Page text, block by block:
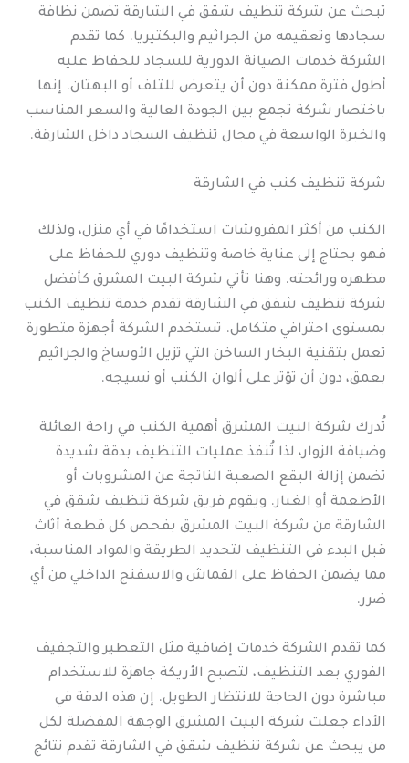
تبحث عن شركة تنظيف شقق في الشارقة تضمن نظافة
سجادها وتعقيمه من الجراثيم والبكتيريا. كما تقدم
الشركة خدمات الصيانة الدورية للسجاد للحفاظ عليه
أطول فترة ممكنة دون أن يتعرض للتلف أو البهتان. إنها
باختصار شركة تجمع بين الجودة العالية والسعر المناسب
والخبرة الواسعة في مجال تنظيف السجاد داخل الشارقة.
شركة تنظيف كنب في الشارقة
الكنب من أكثر المفروشات استخدامًا في أي منزل، ولذلك
فهو يحتاج إلى عناية خاصة وتنظيف دوري للحفاظ على
مظهره ورائحته. وهنا تأتي شركة البيت المشرق كأفضل
شركة تنظيف شقق في الشارقة تقدم خدمة تنظيف الكنب
بمستوى احترافي متكامل. تستخدم الشركة أجهزة متطورة
تعمل بتقنية البخار الساخن التي تزيل الأوساخ والجراثيم
بعمق، دون أن تؤثر على ألوان الكنب أو نسيجه.
تُدرك شركة البيت المشرق أهمية الكنب في راحة العائلة
وضيافة الزوار، لذا تُنفذ عمليات التنظيف بدقة شديدة
تضمن إزالة البقع الصعبة الناتجة عن المشروبات أو
الأطعمة أو الغبار. ويقوم فريق شركة تنظيف شقق في
الشارقة من شركة البيت المشرق بفحص كل قطعة أثاث
قبل البدء في التنظيف لتحديد الطريقة والمواد المناسبة،
مما يضمن الحفاظ على القماش والاسفنج الداخلي من أي
ضرر.
كما تقدم الشركة خدمات إضافية مثل التعطير والتجفيف
الفوري بعد التنظيف، لتصبح الأريكة جاهزة للاستخدام
مباشرة دون الحاجة للانتظار الطويل. إن هذه الدقة في
الأداء جعلت شركة البيت المشرق الوجهة المفضلة لكل
من يبحث عن شركة تنظيف شقق في الشارقة تقدم نتائج